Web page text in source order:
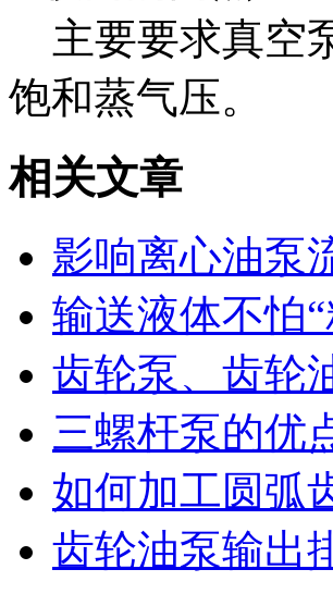
主要要求真空
饱和蒸气压。
相关文章
影响离心油泵
输送液体不怕
齿轮泵、齿轮
三螺杆泵的优
如何加工圆弧
齿轮油泵输出